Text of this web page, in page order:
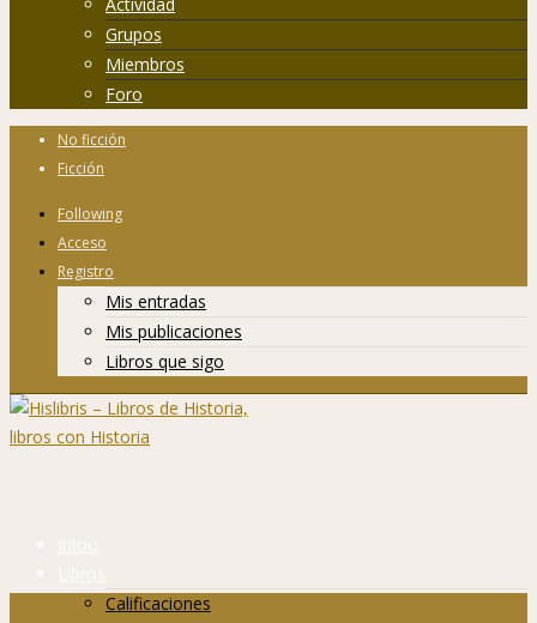
Grupos
Miembros
Foro
No ficción
Ficción
Following
Acceso
Registro
Mis entradas
Mis publicaciones
Libros que sigo
Inicio
Libros
Calificaciones